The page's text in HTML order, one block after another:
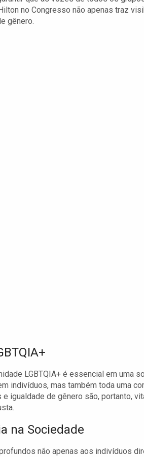
no Congresso não apenas traz
gênero.
LGBTQIA+ é essencial em uma
indivíduos, mas também toda uma
igualdade de gênero são, portanto,
na Sociedade
não apenas aos indivíduos